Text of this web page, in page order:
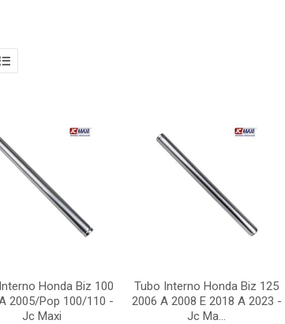
Honda Biz 100
2005/Pop 100/110 -
Jc Maxi
Tubo Interno Honda Biz 125
2006 A 2008 E 2018 A 2023 -
Jc Ma...